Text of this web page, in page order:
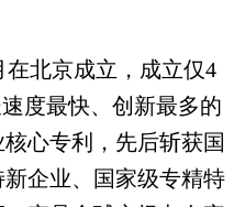
北京成立，成立仅4
度最快、创新最多的
心专利，先后斩获国
企业、国家级专精特